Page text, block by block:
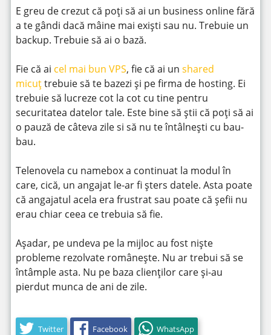
E greu de crezut că poți să ai un business online fără
a te gândi dacă mâine mai exiști sau nu. Trebuie un
backup. Trebuie să ai o bază.
Fie că ai cel mai bun VPS, fie că ai un shared
micuțtrebuie să te bazezi și pe firma de hosting. Ei
trebuie să lucreze cot la cot cu tine pentru
securitatea datelor tale. Este bine să știi că poți să ai
o pauză de câteva zile si să nu te întâlnești cu bau-
bau.
Telenovela cu namebox a continuat la modul în
care, cică, un angajat le-ar fi șters datele. Asta poate
că angajatul acela era frustrat sau poate că șefii nu
erau chiar ceea ce trebuia să fie.
Așadar, pe undeva pe la mijloc au fost niște
probleme rezolvate românește. Nu ar trebui să se
întâmple asta. Nu pe baza clienților care și-au
pierdut munca de ani de zile.
Twitter Facebook WhatsApp